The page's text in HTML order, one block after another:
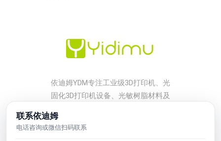
依迪姆YDM专注工业级3D打印机、光
固化3D打印机设备、光敏树脂材料及
批量生产、工业模型、牙科、珠宝、
联系依迪姆
电话咨询或微信扫码联系